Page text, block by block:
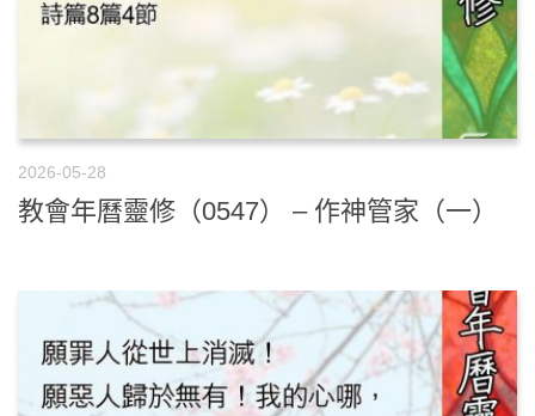
2026-05-28
教會年曆靈修（0547） – 作神管家（一）